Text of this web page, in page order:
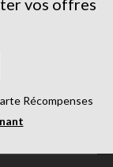
Récompenses